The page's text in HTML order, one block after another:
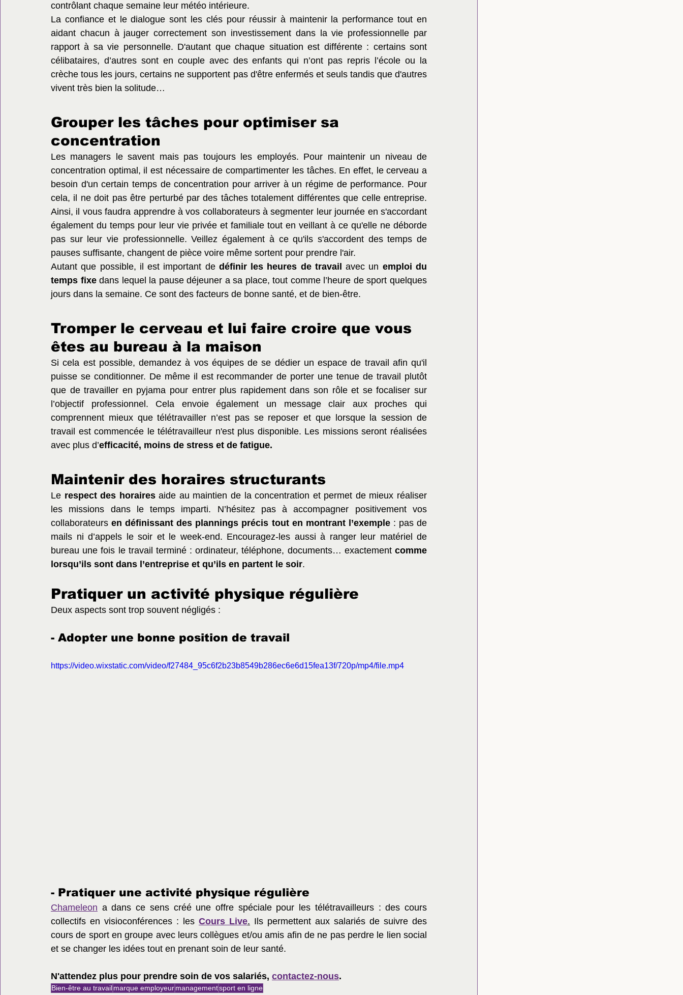
contrôlant chaque semaine leur météo intérieure.
La confiance et le dialogue sont les clés pour réussir à maintenir la performance tout en
aidant chacun à jauger correctement son investissement dans la vie professionnelle par
rapport à sa vie personnelle. D'autant que chaque situation est différente : certains sont
célibataires, d’autres sont en couple avec des enfants qui n’ont pas repris l’école ou la
crèche tous les jours, certains ne supportent pas d'être enfermés et seuls tandis que d'autres
vivent très bien la solitude…
Grouper les tâches pour optimiser sa
concentration
Les managers le savent mais pas toujours les employés. Pour maintenir un niveau de
concentration optimal, il est nécessaire de compartimenter les tâches. En effet, le cerveau a
besoin d'un certain temps de concentration pour arriver à un régime de performance. Pour
cela, il ne doit pas être perturbé par des tâches totalement différentes que celle entreprise.
Ainsi, il vous faudra apprendre à vos collaborateurs à segmenter leur journée en s'accordant
également du temps pour leur vie privée et familiale tout en veillant à ce qu'elle ne déborde
pas sur leur vie professionnelle. Veillez également à ce qu'ils s'accordent des temps de
pauses suffisante, changent de pièce voire même sortent pour prendre l'air.
Autant que possible, il est important de définir les heures de travail avec un emploi du
temps fixe dans lequel la pause déjeuner a sa place, tout comme l’heure de sport quelques
jours dans la semaine. Ce sont des facteurs de bonne santé, et de bien-être.
Tromper le cerveau et lui faire croire que vous
êtes au bureau à la maison
Si cela est possible, demandez à vos équipes de se dédier un espace de travail afin qu'il
puisse se conditionner. De même il est recommander de porter une tenue de travail plutôt
que de travailler en pyjama pour entrer plus rapidement dans son rôle et se focaliser sur
l’objectif professionnel. Cela envoie également un message clair aux proches qui
comprennent mieux que télétravailler n’est pas se reposer et que lorsque la session de
travail est commencée le télétravailleur n'est plus disponible. Les missions seront réalisées
avec plus d’efficacité, moins de stress et de fatigue.
Maintenir des horaires structurants
Le respect des horaires aide au maintien de la concentration et permet de mieux réaliser
les missions dans le temps imparti. N’hésitez pas à accompagner positivement vos
collaborateurs en définissant des plannings précis tout en montrant l’exemple : pas de
mails ni d’appels le soir et le week-end. Encouragez-les aussi à ranger leur matériel de
bureau une fois le travail terminé : ordinateur, téléphone, documents… exactement comme
lorsqu’ils sont dans l’entreprise et qu’ils en partent le soir.
Pratiquer un activité physique régulière
Deux aspects sont trop souvent négligés :
- Adopter une bonne position de travail
https://video.wixstatic.com/video/f27484_95c6f2b23b8549b286ec6e6d15fea13f/720p/mp4/file.mp4
- Pratiquer une activité physique régulière
Chameleon a dans ce sens créé une offre spéciale pour les télétravailleurs : des cours
collectifs en visioconférences : les Cours Live. Ils permettent aux salariés de suivre des
cours de sport en groupe avec leurs collègues et/ou amis afin de ne pas perdre le lien social
et se changer les idées tout en prenant soin de leur santé.
N'attendez plus pour prendre soin de vos salariés, contactez-nous.
Bien-être au travailmarque employeurmanagementsport en ligne